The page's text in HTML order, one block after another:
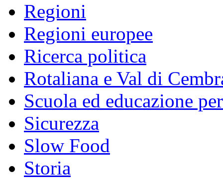
Regioni
Regioni europee
Ricerca politica
Rotaliana e Val di
Scuola ed educazione
Sicurezza
Slow Food
Storia